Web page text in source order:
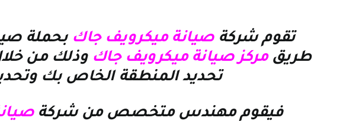
تقوم شركة صيانة ميكرويف جاك بحملة
طريق مركز صيانة ميكرويف جاك وذلك من
تحديد المنطقة الخاص بك
فيقوم مهندس متخصص من شركة